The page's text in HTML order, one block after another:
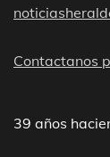
Contactanos
39 años